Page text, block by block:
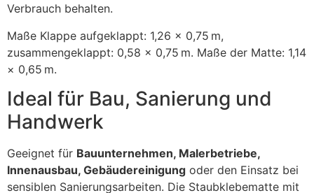
Verbrauch behalten.
Maße Klappe aufgeklappt: 1,26 × 0,75 m,
zusammengeklappt: 0,58 × 0,75 m. Maße der Matte: 1,14
× 0,65 m.
Ideal für Bau, Sanierung und
Handwerk
Geeignet für Bauunternehmen, Malerbetriebe,
Innenausbau, Gebäudereinigung oder den Einsatz bei
sensiblen Sanierungsarbeiten. Die Staubklebematte mit